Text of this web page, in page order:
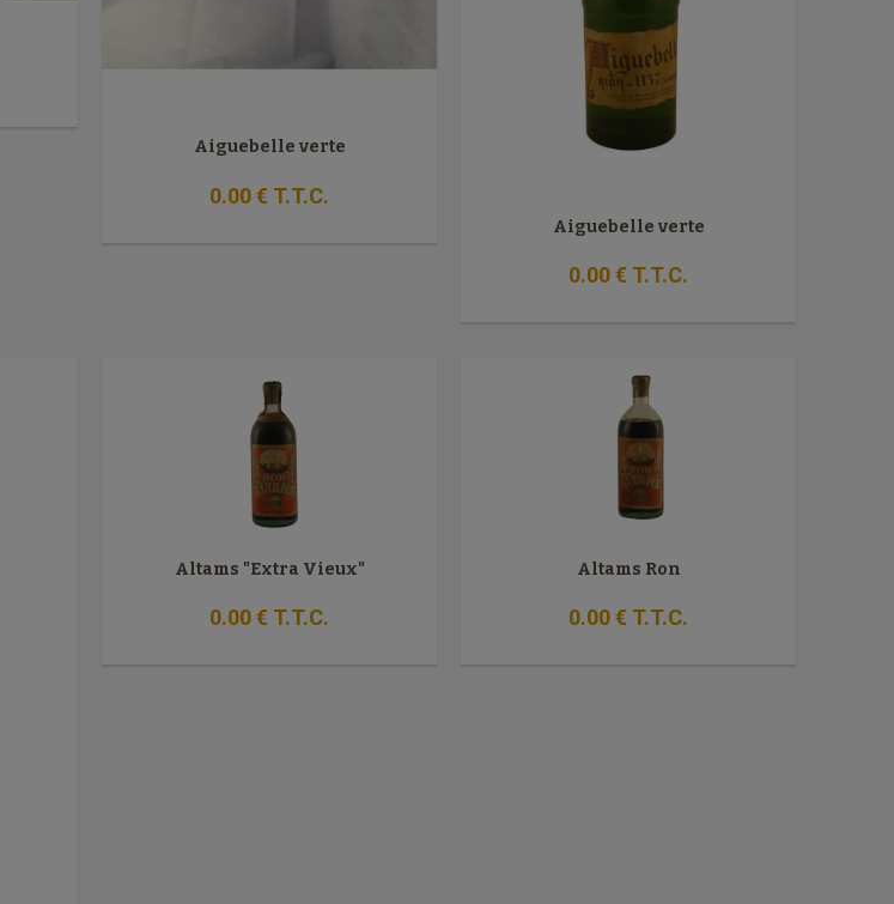
Aiguebelle verte
0.00€ T.T.C.
Aiguebelle verte
0.00€ T.T.C.
Altams "Extra Vieux"
0.00€ T.T.C.
Altams Ron
0.00€ T.T.C.